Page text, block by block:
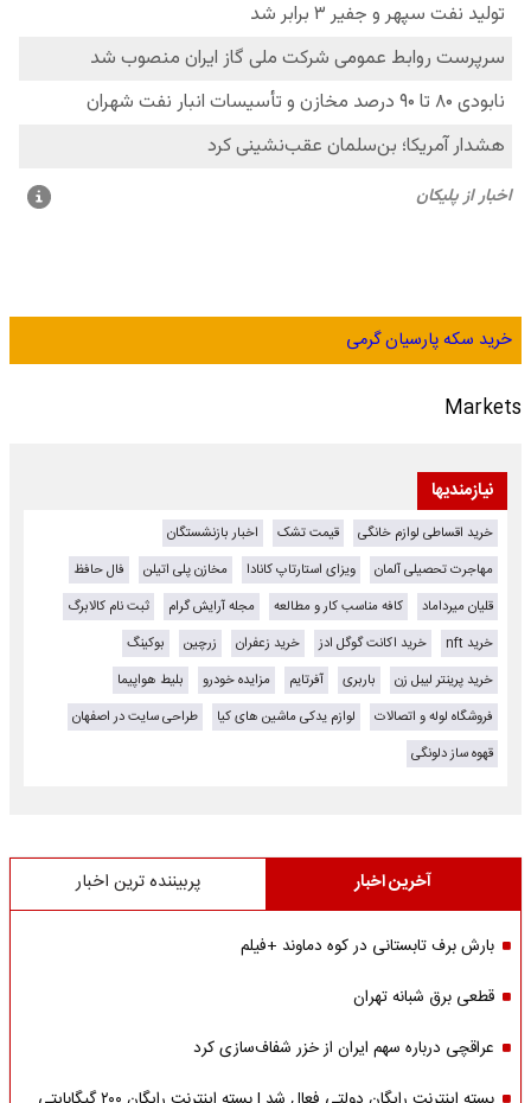
خرید سکه پارسیان گرمی
Markets
نیازمندیها
خرید اقساطی لوازم خانگی قیمت تشک
اخبار بازنشستگان
مهاجرت تحصیلی آلمان
ویزای استارتاپ کانادا مخازن پلی اتیلن
فال حافظ
قلیان میرداماد
کافه مناسب کار و مطالعه مجله آرایش گرام
ثبت نام کالابرگ
خرید nft
خرید اکانت گوگل ادز خرید زعفران زرچین
بوکینگ
خرید پرینتر لیبل زن
باربری آفرتایم مزایده خودرو
بلیط هواپیما
فروشگاه لوله و اتصالات
لوازم یدکی ماشین های کیا
طراحی سایت در اصفهان
قهوه ساز دلونگی
آخرین اخبار پربیننده ترین اخبار
بارش برف تابستانی در کوه دماوند +فیلم
قطعی برق شبانه تهران
عراقچی درباره سهم ایران از خزر شفاف‌سازی کرد